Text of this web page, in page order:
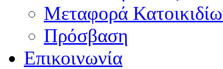
Μεταφορά
Πρόσβαση
Επικοινωνία